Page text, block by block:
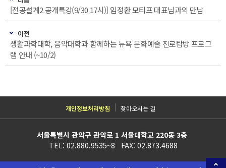
[전공설계2 공개특강(9/30 17시)] 임정환 모티프 대표님과의 만남
이전
생활과학대학, 음악대학과 함께하는 뉴욕 문화예술 진로탐방 프로그
램 안내 (~10/2)
개인정보처리방침 찾아오시는 길
서울특별시 관악구 관악로 1 서울대학교 220동 3층
TEL: 02.880.9535~8 FAX: 02.873.4688